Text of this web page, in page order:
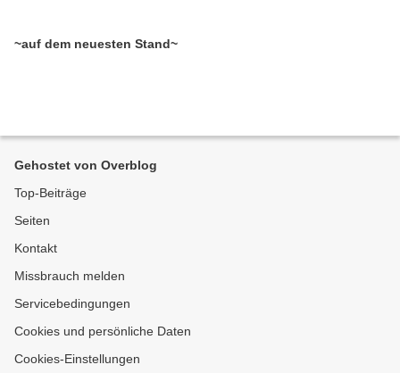
~auf dem neuesten Stand~
Gehostet von Overblog
Top-Beiträge
Seiten
Kontakt
Missbrauch melden
Servicebedingungen
Cookies und persönliche Daten
Cookies-Einstellungen